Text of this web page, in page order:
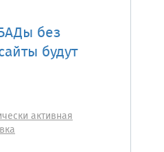
без
будут
активная